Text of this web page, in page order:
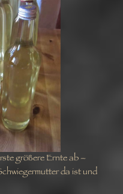
größere Ernte ab –
da ist und